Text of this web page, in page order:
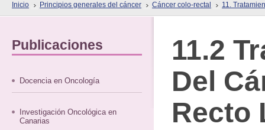
Inicio Principios generales del cáncer Cáncer colo-rectal 11.
Publicaciones
Docencia en Oncología
Investigación Oncológica en
Canarias
11.2
Del
Recto